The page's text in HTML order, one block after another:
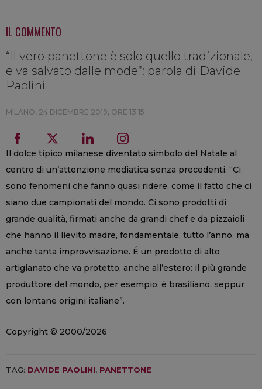
IL COMMENTO
“Il vero panettone è solo quello tradizionale,
e va salvato dalle mode”: parola di Davide
Paolini
MILANO, 24 DICEMBRE 2019, ORE 13:15
Il dolce tipico milanese diventato simbolo del Natale al
centro di un’attenzione mediatica senza precedenti. “Ci
sono fenomeni che fanno quasi ridere, come il fatto che ci
siano due campionati del mondo. Ci sono prodotti di
grande qualità, firmati anche da grandi chef e da pizzaioli
che hanno il lievito madre, fondamentale, tutto l’anno, ma
anche tanta improvvisazione. É un prodotto di alto
artigianato che va protetto, anche all’estero: il più grande
produttore del mondo, per esempio, è brasiliano, seppur
con lontane origini italiane”.
Copyright © 2000/2026
TAG: DAVIDE PAOLINI, PANETTONE